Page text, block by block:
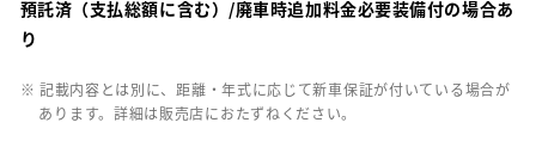
預託済（支払総額に含む）/廃車時追加料金必要装備付の場合あ
り
※ 記載内容とは別に、距離・年式に応じて新車保証が付いている場合が
あります。詳細は販売店におたずねください。